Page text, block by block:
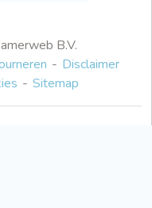
B.V.
Disclaimer
Sitemap